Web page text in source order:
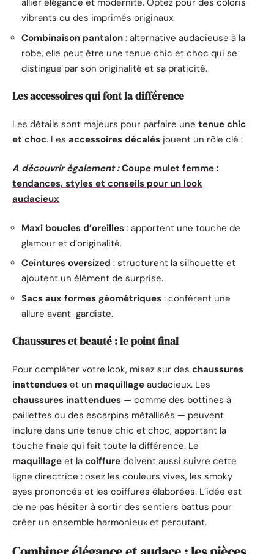
allier élégance et modernité. Optez pour des coloris
vibrants ou des imprimés originaux.
Combinaison pantalon : alternative audacieuse à la
robe, elle peut être une tenue chic et choc qui se
distingue par son originalité et sa praticité.
Les accessoires qui font la différence
Les détails sont majeurs pour parfaire une tenue chic
et choc. Les accessoires décalés jouent un rôle clé :
A découvrir également : Coupe mulet femme :
tendances, styles et conseils pour un look
audacieux
Maxi boucles d’oreilles : apportent une touche de
glamour et d’originalité.
Ceintures oversized : structurent la silhouette et
ajoutent un élément de surprise.
Sacs aux formes géométriques : confèrent une
allure avant-gardiste.
Chaussures et beauté : le point final
Pour compléter votre look, misez sur des chaussures
inattendues et un maquillage audacieux. Les
chaussures inattendues — comme des bottines à
paillettes ou des escarpins métallisés — peuvent
inclure dans une tenue chic et choc, apportant la
touche finale qui fait toute la différence. Le
maquillage et la coiffure doivent aussi suivre cette
ligne directrice : osez les couleurs vives, les smoky
eyes prononcés et les coiffures élaborées. L’idée est
de ne pas hésiter à sortir des sentiers battus pour
créer un ensemble harmonieux et percutant.